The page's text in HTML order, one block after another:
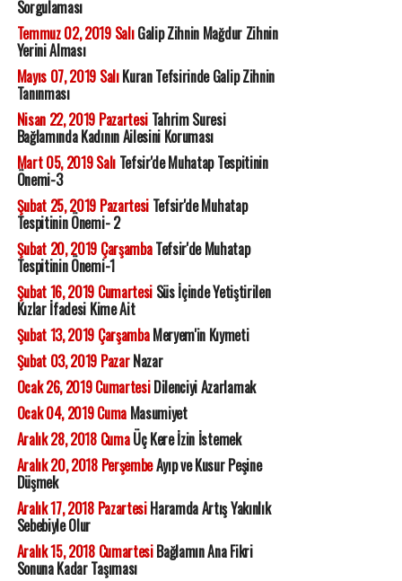
Sorgulaması
Temmuz 02, 2019 SalıGalip Zihnin Mağdur Zihnin
Yerini Alması
Mayıs 07, 2019 SalıKuran Tefsirinde Galip Zihnin
Tanınması
Nisan 22, 2019 PazartesiTahrim Suresi
Bağlamında Kadının Ailesini Koruması
Mart 05, 2019 SalıTefsir'de Muhatap Tespitinin
Önemi-3
Şubat 25, 2019 PazartesiTefsir'de Muhatap
Tespitinin Önemi- 2
Şubat 20, 2019 ÇarşambaTefsir'de Muhatap
Tespitinin Önemi-1
Şubat 16, 2019 CumartesiSüs İçinde Yetiştirilen
Kızlar İfadesi Kime Ait
Şubat 13, 2019 ÇarşambaMeryem'in Kıymeti
Şubat 03, 2019 PazarNazar
Ocak 26, 2019 CumartesiDilenciyi Azarlamak
Ocak 04, 2019 CumaMasumiyet
Aralık 28, 2018 CumaÜç Kere İzin İstemek
Aralık 20, 2018 PerşembeAyıp ve Kusur Peşine
Düşmek
Aralık 17, 2018 PazartesiHaramda Artış Yakınlık
Sebebiyle Olur
Aralık 15, 2018 CumartesiBağlamın Ana Fikri
Sonuna Kadar Taşıması